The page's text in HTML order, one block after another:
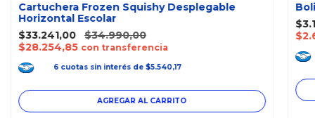
Cartuchera Frozen Squishy Desplegable
Horizontal Escolar
$33.241,00
$34.990,00
$28.254,85 con transferencia
6 cuotas sin interés de $5.540,17